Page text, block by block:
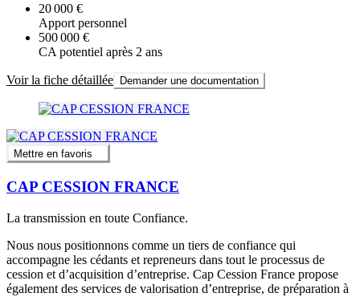
20 000 €
Apport personnel
500 000 €
CA potentiel après 2 ans
Voir la fiche détaillée Demander une documentation
Mettre en favoris
CAP CESSION FRANCE
La transmission en toute Confiance.
Nous nous positionnons comme un tiers de confiance qui
accompagne les cédants et repreneurs dans tout le processus de
cession et d’acquisition d’entreprise. Cap Cession France propose
également des services de valorisation d’entreprise, de préparation à